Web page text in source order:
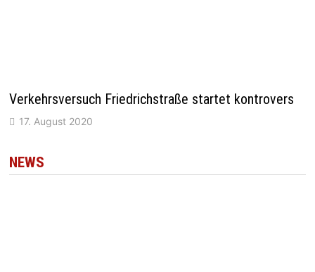
Verkehrsversuch Friedrichstraße startet kontrovers
17. August 2020
NEWS